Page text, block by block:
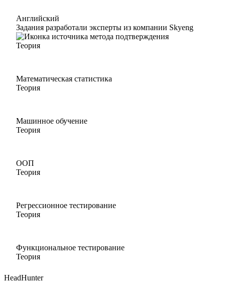
Английский
Задания разработали эксперты из компании Skyeng
Теория
Математическая статистика
Теория
Машинное обучение
Теория
ООП
Теория
Регрессионное тестирование
Теория
Функциональное тестирование
Теория
HeadHunter